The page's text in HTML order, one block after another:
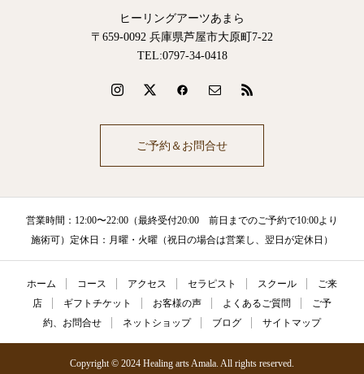
ヒーリングアーツあまら
〒659-0092 兵庫県芦屋市大原町7-22
TEL:0797-34-0418
ご予約＆お問合せ
営業時間：12:00〜22:00（最終受付20:00 前日までのご予約で10:00より
施術可）定休日：月曜・火曜（祝日の場合は営業し、翌日が定休日）
ホーム コース アクセス セラピスト スクール
ご来
店
ギフトチケット お客様の声 よくあるご質問
ご予
約、お問合せ
ネットショップ ブログ サイトマップ
Copyright © 2024 Healing arts Amala. All rights reserved.